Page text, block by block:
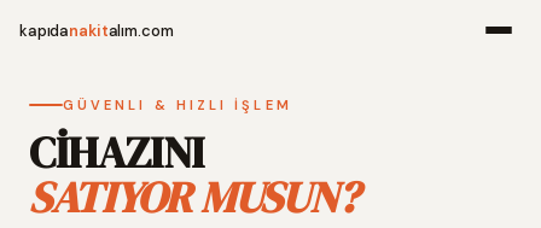
kapıdanakitalım.com
GÜVENLI & HIZLI İŞLEM
CİHAZINI
SATIYOR MUSUN?